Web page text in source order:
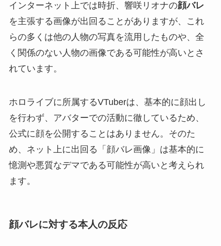
インターネット上では時折、響咲リオナの顔バレ
を主張する画像が出回ることがありますが、これ
らの多くは他の人物の写真を流用したものや、全
く関係のない人物の画像である可能性が高いとさ
れています。
ホロライブに所属するVTuberは、基本的に顔出し
を行わず、アバターでの活動に徹しているため、
公式に顔を公開することはありません。そのた
め、ネット上に出回る「顔バレ画像」は基本的に
憶測や悪質なデマである可能性が高いと考えられ
ます。
顔バレに対する本人の反応